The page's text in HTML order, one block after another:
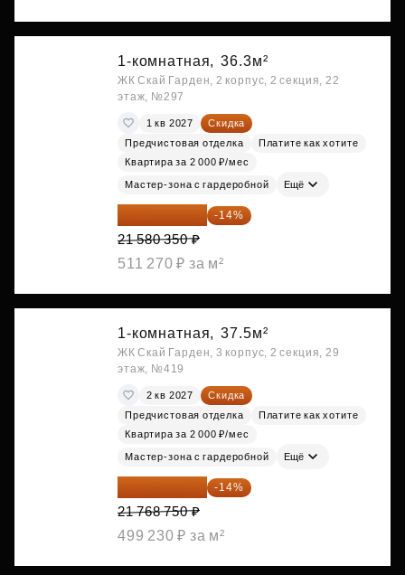
1-комнатная, 36.3м²
ЖК Скай Гарден, 2 корпус, 2 секция, 22
этаж, №297
1 кв 2027
Скидка
Предчистовая отделка
Платите как хотите
Квартира за 2 000 ₽/мес
Мастер-зона с гардеробной Ещё
18 559 101 ₽ -14%
21 580 350 ₽
511 270 ₽ за м²
1-комнатная, 37.5м²
ЖК Скай Гарден, 3 корпус, 2 секция, 29
этаж, №419
2 кв 2027
Скидка
Предчистовая отделка
Платите как хотите
Квартира за 2 000 ₽/мес
Мастер-зона с гардеробной Ещё
18 721 125 ₽ -14%
21 768 750 ₽
499 230 ₽ за м²